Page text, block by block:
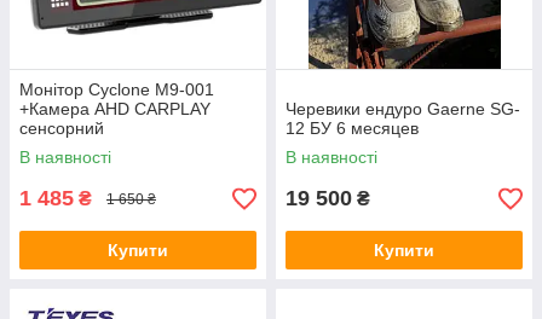
Перехідні рамки Lexus
Перехідні рамки Citroen
Перехідні рамки Ford
Перехідні рамки BMW
Переодні рамки Seat
Перехідні рамки Hyundai
Перехідні рамки Toyota
Монітор Cyclone M9-001
+Камера AHD CARPLAY
сенсорний
В наявності
1 485 ₴ 1 650 ₴
Купити
Черевики ендуро Gaerne SG-
12 БУ 6 месяцев
В наявності
19 500 ₴
Купити